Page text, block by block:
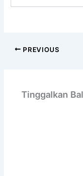
Anda...
PREVIOUS
Tinggalkan